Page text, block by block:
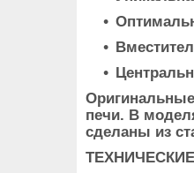
печи. В
сделаны из